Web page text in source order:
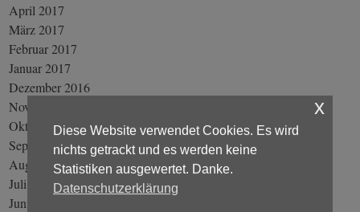
April 2017
März 2017
Februar 2017
Januar 2017
Dezember 2016
November 2016
Oktober 2016
September 2016
August 2016
Juli 2016
Juni 2016
Diese Website verwendet Cookies. Es wird
nichts getrackt und es werden keine
Statistiken ausgewertet. Danke.
Datenschutzerklärung
x